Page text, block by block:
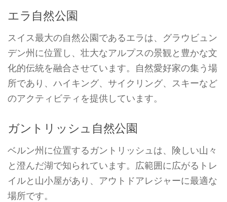
エラ自然公園
スイス最大の自然公園であるエラは、グラウビュン
デン州に位置し、壮大なアルプスの景観と豊かな文
化的伝統を融合させています。自然愛好家の集う場
所であり、ハイキング、サイクリング、スキーなど
のアクティビティを提供しています。
ガントリッシュ自然公園
ベルン州に位置するガントリッシュは、険しい山々
と澄んだ湖で知られています。広範囲に広がるトレ
イルと山小屋があり、アウトドアレジャーに最適な
場所です。